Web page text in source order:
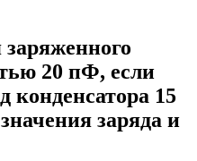
заряженного
20 пФ, если
конденсатора 15
заряда и